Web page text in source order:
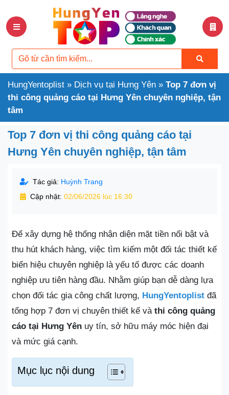
HungYentoplist » Dịch vụ tại Hưng Yên » Top 7 đơn vị
thi công quảng cáo tại Hưng Yên chuyên nghiệp, tận
tâm
Top 7 đơn vị thi công quảng cáo tại
Hưng Yên chuyên nghiệp, tận tâm
Tác giả: Huỳnh Trang
Cập nhật: 02/06/2026 lúc 16:30
Để xây dựng hệ thống nhận diện mặt tiền nổi bật và
thu hút khách hàng, việc tìm kiếm một đối tác thiết kế
biển hiệu chuyên nghiệp là yếu tố được các doanh
nghiệp ưu tiên hàng đầu. Nhằm giúp bạn dễ dàng lựa
chọn đối tác gia công chất lượng, HungYentoplist đã
tổng hợp 7 đơn vị chuyên thiết kế vàthi công quảng
cáo tại Hưng Yên uy tín, sở hữu máy móc hiện đại
và mức giá cạnh.
Mục lục nội dung